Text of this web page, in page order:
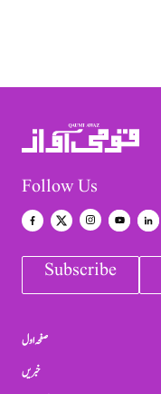
Follow Us
Subscribe
صفحہ اول
خبریں